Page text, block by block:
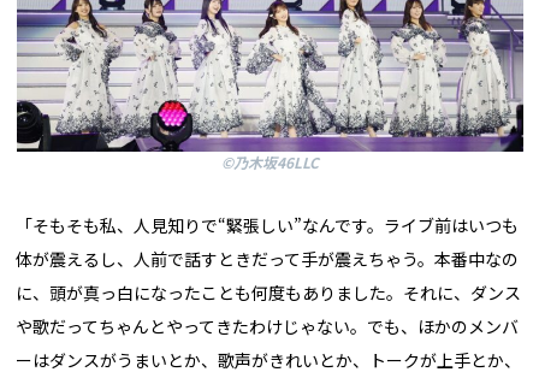
©乃木坂46LLC
「そもそも私、人見知りで“緊張しい”なんです。ライブ前はいつも
体が震えるし、人前で話すときだって手が震えちゃう。本番中なの
に、頭が真っ白になったことも何度もありました。それに、ダンス
や歌だってちゃんとやってきたわけじゃない。でも、ほかのメンバ
ーはダンスがうまいとか、歌声がきれいとか、トークが上手とか、